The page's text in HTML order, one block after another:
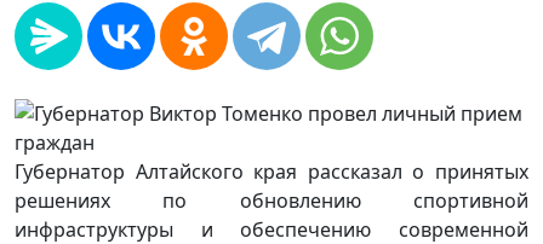
Губернатор Алтайского края рассказал о принятых
решениях по обновлению спортивной
инфраструктуры и обеспечению современной